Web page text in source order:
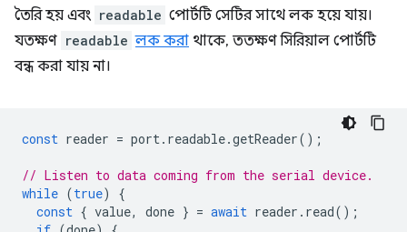
তৈরি হয় এবং readable পোর্টটি সেটির সাথে লক হয়ে যায়।
যতক্ষণ readable লক করা থাকে, ততক্ষণ সিরিয়াল পোর্টটি
বন্ধ করা যায় না।
const reader = port. readable.getReader();
// Listen to data coming from the serial device.
while (true)
{
const { value, done } = await reader . read();